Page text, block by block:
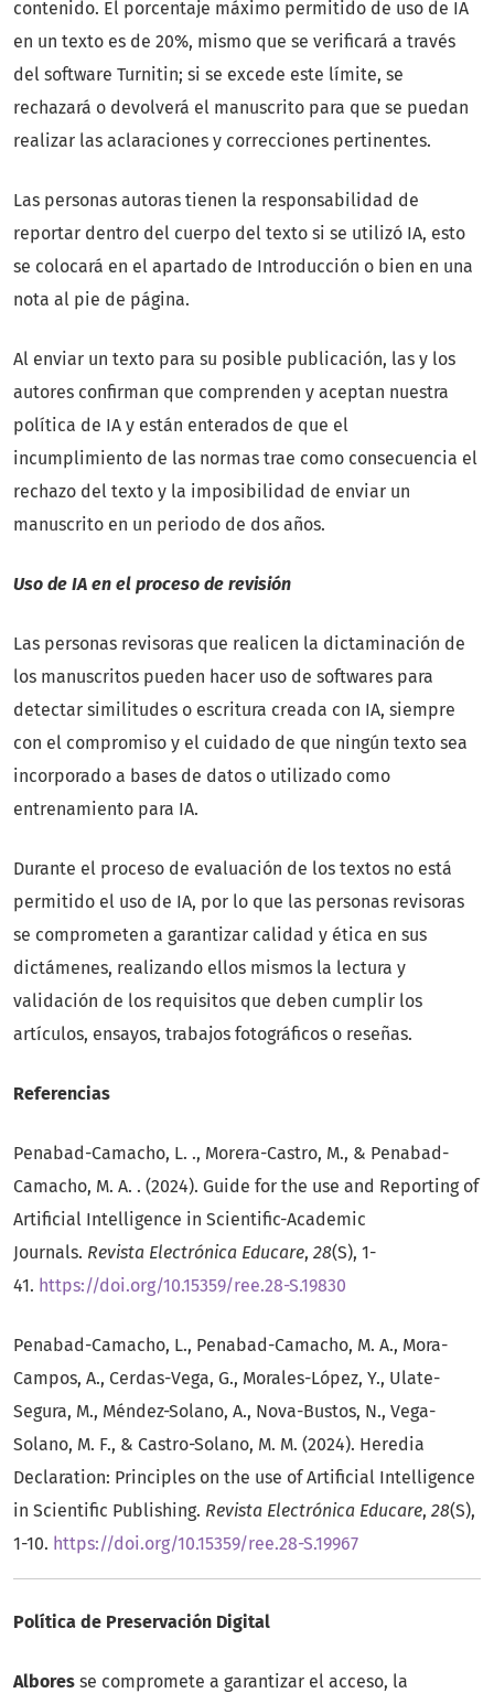
contenido. El porcentaje máximo permitido de uso de IA
en un texto es de 20%, mismo que se verificará a través
del software Turnitin; si se excede este límite, se
rechazará o devolverá el manuscrito para que se puedan
realizar las aclaraciones y correcciones pertinentes.
Las personas autoras tienen la responsabilidad de
reportar dentro del cuerpo del texto si se utilizó IA, esto
se colocará en el apartado de Introducción o bien en una
nota al pie de página.
Al enviar un texto para su posible publicación, las y los
autores confirman que comprenden y aceptan nuestra
política de IA y están enterados de que el
incumplimiento de las normas trae como consecuencia el
rechazo del texto y la imposibilidad de enviar un
manuscrito en un periodo de dos años.
Uso de IA en el proceso de revisión
Las personas revisoras que realicen la dictaminación de
los manuscritos pueden hacer uso de softwares para
detectar similitudes o escritura creada con IA, siempre
con el compromiso y el cuidado de que ningún texto sea
incorporado a bases de datos o utilizado como
entrenamiento para IA.
Durante el proceso de evaluación de los textos no está
permitido el uso de IA, por lo que las personas revisoras
se comprometen a garantizar calidad y ética en sus
dictámenes, realizando ellos mismos la lectura y
validación de los requisitos que deben cumplir los
artículos, ensayos, trabajos fotográficos o reseñas.
Referencias
Penabad-Camacho, L. ., Morera-Castro, M., & Penabad-
Camacho, M. A. . (2024). Guide for the use and Reporting of
Artificial Intelligence in Scientific-Academic
Journals. Revista Electrónica Educare, 28(S), 1-
41. https://doi.org/10.15359/ree.28-S.19830
Penabad-Camacho, L., Penabad-Camacho, M. A., Mora-
Campos, A., Cerdas-Vega, G., Morales-López, Y., Ulate-
Segura, M., Méndez-Solano, A., Nova-Bustos, N., Vega-
Solano, M. F., & Castro-Solano, M. M. (2024). Heredia
Declaration: Principles on the use of Artificial Intelligence
in Scientific Publishing. Revista Electrónica Educare, 28(S),
1-10. https://doi.org/10.15359/ree.28-S.19967
Política de Preservación Digital
Albores se compromete a garantizar el acceso, la